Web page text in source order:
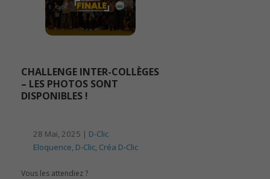
CHALLENGE INTER-COLLÈGES
– LES PHOTOS SONT
DISPONIBLES !
28 Mai, 2025 | D-Clic
Eloquence D-Clic Créa D-Clic
Vous les attendiez ?